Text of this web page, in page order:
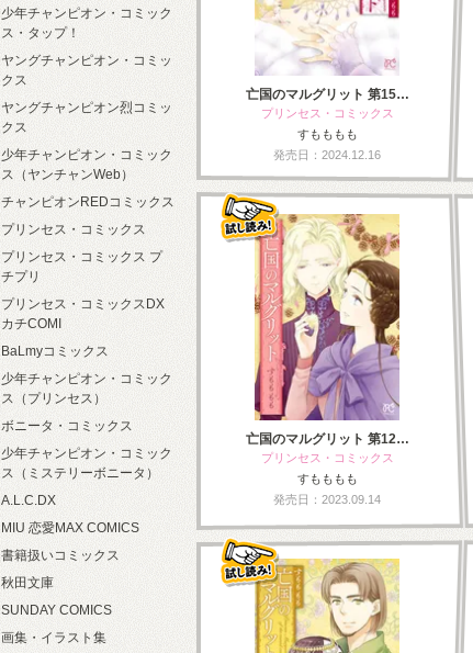
亡国のマルグリット 第15…
プリンセス・コミックス
すもももも
発売日：2024.12.16
亡国のマルグリット 第12…
プリンセス・コミックス
すもももも
発売日：2023.09.14
少年チャンピオン・コミック
ス・タップ！
ヤングチャンピオン・コミッ
クス
ヤングチャンピオン烈コミッ
クス
少年チャンピオン・コミック
ス（ヤンチャンWeb）
チャンピオンREDコミックス
プリンセス・コミックス
プリンセス・コミックス プ
チプリ
プリンセス・コミックスDX
カチCOMI
BaLmyコミックス
少年チャンピオン・コミック
ス（プリンセス）
ボニータ・コミックス
少年チャンピオン・コミック
ス（ミステリーボニータ）
A.L.C.DX
MIU 恋愛MAX COMICS
書籍扱いコミックス
秋田文庫
SUNDAY COMICS
画集・イラスト集